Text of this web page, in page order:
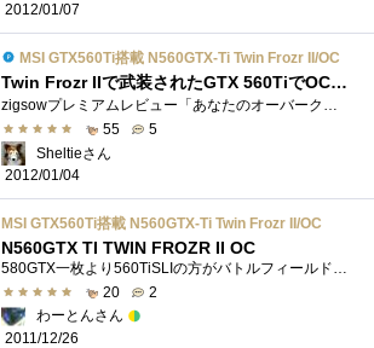
2012/01/07
MSI GTX560Ti搭載 N560GTX-Ti Twin Frozr II/OC
Twin Frozr IIで武装されたGTX 560TiでOCチャレンジ！
zigsowプレミアムレビュー「あなたのオーバークロックを強力サポート！〜MSI〜」にて”MSIN560GTX-TITwinFrozrII/OC”をお借りすることになりました。関�...
55
5
Sheltieさん
2012/01/04
MSI GTX560Ti搭載 N560GTX-Ti Twin Frozr II/OC
N560GTX TI TWIN FROZR II OC
580GTX一枚より560TiSLIの方がバトルフィールド3をプレイするにはコストパフォーマンスが良いようなので、MSIN560GTX-TiTwinFrozrIIOCSLIに決定ヽ(･∀･)ﾉ�...
20
2
わーとんさん
2011/12/26